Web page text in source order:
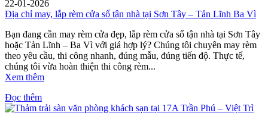
22-01-2026
Địa chỉ may, lắp rèm cửa sổ tận nhà tại Sơn Tây – Tản Lĩnh Ba Vì
Bạn đang cần may rèm cửa đẹp, lắp rèm cửa sổ tận nhà tại Sơn Tây
hoặc Tản Lĩnh – Ba Vì với giá hợp lý? Chúng tôi chuyên may rèm
theo yêu cầu, thi công nhanh, đúng mẫu, đúng tiến độ. Thực tế,
chúng tôi vừa hoàn thiện thi công rèm...
Xem thêm
Đọc thêm